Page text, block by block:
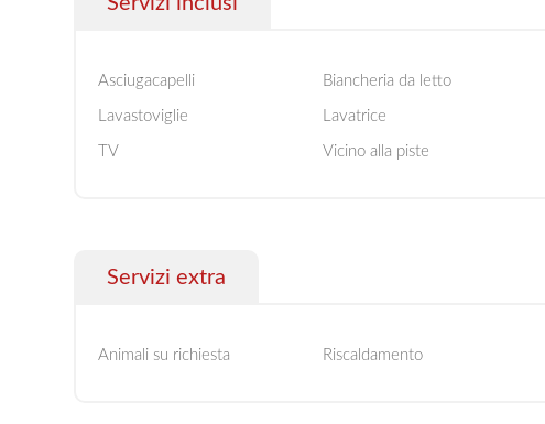
Asciugacapelli Biancheria da letto
Lavastoviglie Lavatrice
TV Vicino alla piste
Servizi extra
Animali su richiesta Riscaldamento